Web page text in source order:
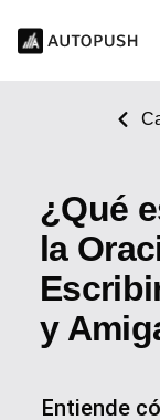
¿Qué
la
y
Entiende